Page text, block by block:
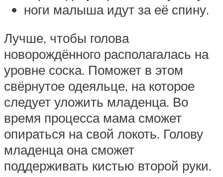
ноги малыша идут за её спину.
Лучше, чтобы голова
новорождённого располагалась на
уровне соска. Поможет в этом
свёрнутое одеяльце, на которое
следует уложить младенца. Во
время процесса мама сможет
опираться на свой локоть. Голову
младенца она сможет
поддерживать кистью второй руки.